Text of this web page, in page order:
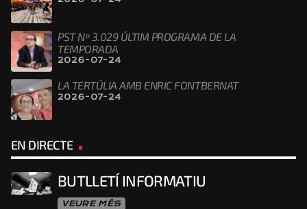
PST Nº 3.029 ÚLTIM PROGRAMA DE LA
TEMPORADA
2026-07-24
LA TERTÚLIA AMB ENRIC FONTBERNAT
2026-07-24
EN DIRECTE
BUTLLETÍ INFORMATIU
VEURE MÉS